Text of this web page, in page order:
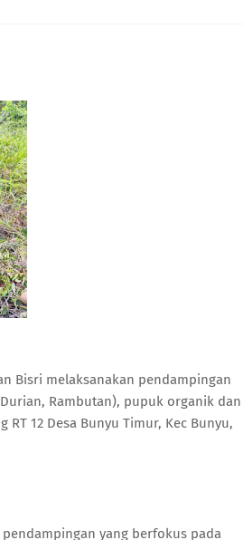
Bisri melaksanakan pendampingan
Rambutan), pupuk organik dan
12 Desa Bunyu Timur, Kec Bunyu,
yang berfokus pada